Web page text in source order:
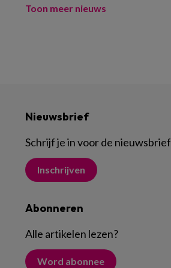
Toon meer nieuws
Nieuwsbrief
Schrijf je in voor de nieuwsbrief
Inschrijven
Abonneren
Alle artikelen lezen?
Word abonnee